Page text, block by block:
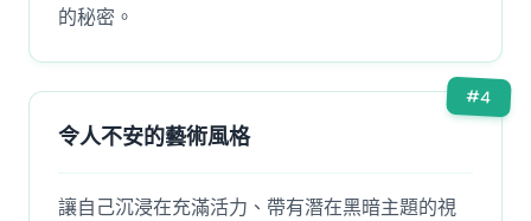
的秘密。
#4
令人不安的藝術風格
讓自己沉浸在充滿活力、帶有潛在黑暗主題的視